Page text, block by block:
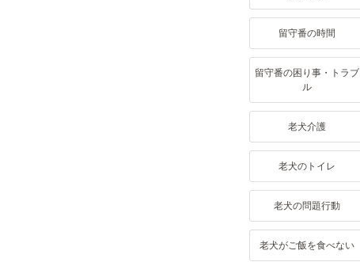
留守番の時間
留守番の困り事・トラブ
ル
老犬介護
老犬のトイレ
老犬の問題行動
老犬がご飯を食べない